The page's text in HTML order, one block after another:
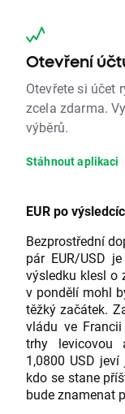
Otevření
Otevřete si účet
zcela zdarma.
výběrů.
Stáhnout aplikaci
EUR po
Bezprostřední
pár EUR/USD
výsledku klesl o
v pondělí mohl
těžký začátek.
vládu ve
trhy levicovou
1,0800 USD
kdo se stane
bude znamenat